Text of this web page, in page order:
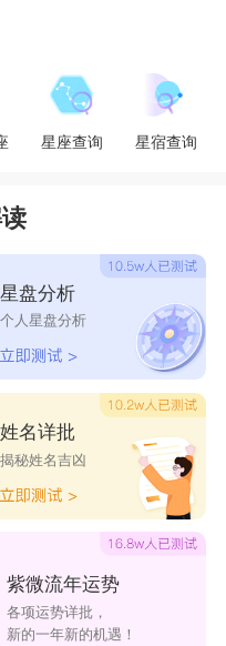
星座查询 星宿查询
星盘分析
个人星盘分析
姓名详批
揭秘姓名吉凶
紫微流年运势
各项运势详批，
新的一年新的机遇！